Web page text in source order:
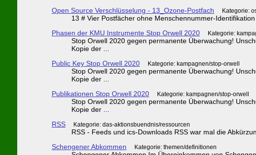
Open Source Verschlüsselung - 13_Ozone-Postfach
Kategorie:
13 # Vier Postfächer ohne Menschennummer-
Phasen der KMU Instrumente Stop Orwell 2020
Kategorie:
Stop Orwell 2020 gegen permanente Überwachung!
Kopie der ...
Public Key Stop Orwell 2020
Kategorie: kampagnen/stop-orwell
Stop Orwell 2020 gegen permanente Überwachung!
Kopie der ...
Publikationen Stop Orwell 2020
Kategorie: kampagnen/stop-orwell
Stop Orwell 2020 gegen permanente Überwachung!
Kopie der ...
RSS
Kategorie: das-aktionsbuendnis/ressourcen
RSS - Feeds und ics-Downloads RSS war mal die
Schengener Abkommen
Kategorie: themen/definitionen